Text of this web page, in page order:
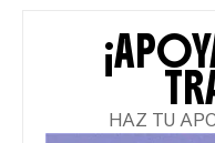
HAZ TU